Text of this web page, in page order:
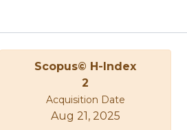
Metrics
Scopus© H-Index
2
Acquisition Date
Aug 21, 2025